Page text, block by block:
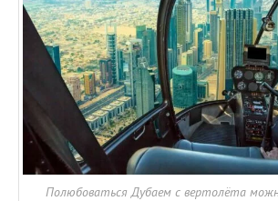
Полюбоваться Дубаем с вертолёта